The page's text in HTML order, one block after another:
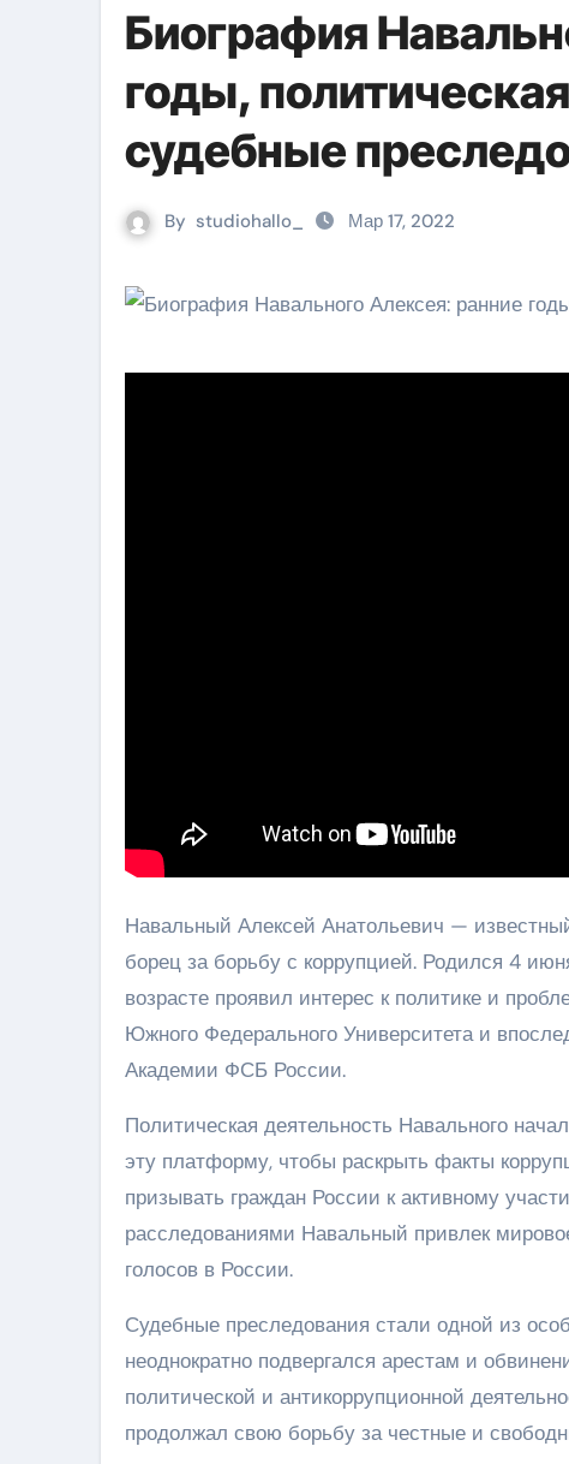
Биография
годы,
судебные
By studiohallo_ Мар 17, 2022
Навальный Алексей Анатольевич —
борец за борьбу с коррупцией. Родился 4
возрасте проявил интерес к политике и
Южного Федерального Университета и
Академии ФСБ России.
Политическая деятельность Навального
эту платформу, чтобы раскрыть факты
призывать граждан России к активному
расследованиями Навальный привлек
голосов в России.
Судебные преследования стали одной из
неоднократно подвергался арестам и
политической и антикоррупционной
продолжал свою борьбу за честные и